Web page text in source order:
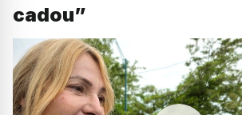
cadou”